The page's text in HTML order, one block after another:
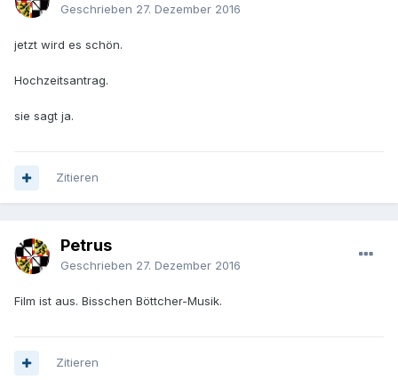
Geschrieben 27. Dezember 2016
jetzt wird es schön.
Hochzeitsantrag.
sie sagt ja.
Zitieren
Petrus
Geschrieben 27. Dezember 2016
Film ist aus. Bisschen Böttcher-Musik.
Zitieren